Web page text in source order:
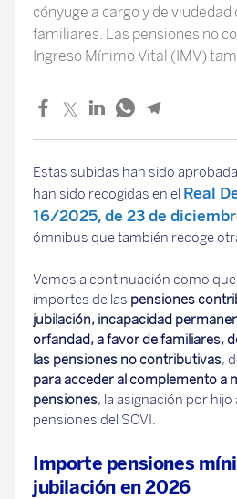
cónyuge a cargo y de viudedad
familiares. Las pensiones no
Ingreso Mínimo Vital (IMV)
Estas subidas han sido
han sido recogidas en el Real
16/2025, de 23 de
ómnibus que también recoge
Vemos a continuación como
importes de las pensiones
jubilación, incapacidad
orfandad, a favor de familiares,
las pensiones no contributivas,
para acceder al complemento a
pensiones, la asignación por hijo
pensiones del SOVI.
Importe pensiones
jubilación en 2026